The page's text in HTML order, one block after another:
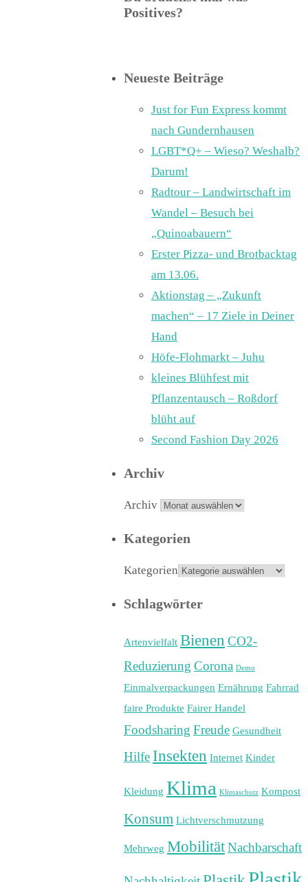
Positives?
Neueste Beiträge
Just for Fun Express kommt
nach Gundernhausen
LGBT*Q+ – Wieso? Weshalb?
Darum!
Radtour – Landwirtschaft im
Wandel – Besuch bei
„Quinoabauern“
Erster Pizza- und Brotbacktag
am 13.06.
Aktionstag – „Zukunft
machen“ – 17 Ziele in Deiner
Hand
Höfe-Flohmarkt – Juhu
kleines Blühfest mit
Pflanzentausch – Roßdorf
blüht auf
Second Fashion Day 2026
Archiv
Archiv
Kategorien
Kategorien
Schlagwörter
Artenvielfalt Bienen CO2-
Reduzierung Corona Demo
Einmalverpackungen Ernährung Fahrrad
faire Produkte Fairer Handel
Foodsharing Freude Gesundheit
Hilfe Insekten Internet Kinder
Kleidung Klima Klimaschutz Kompost
Konsum Lichtverschmutzung
Mehrweg MobilitätNachbarschaft